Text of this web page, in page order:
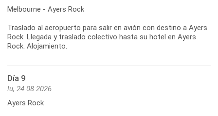
Melbourne - Ayers Rock
Traslado al aeropuerto para salir en avión con destino a Ayers
Rock. Llegada y traslado colectivo hasta su hotel en Ayers
Día 9
lu, 24.08.2026
Ayers Rock